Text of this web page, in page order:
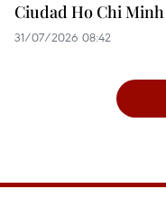
Ciudad Ho Chi Minh
31/07/2026 08:42